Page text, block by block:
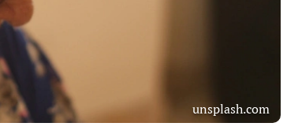
unsplash.com